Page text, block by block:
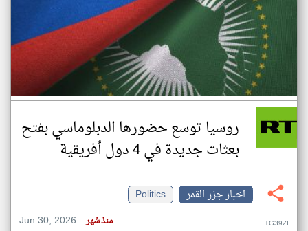
روسيا توسع حضورها الدبلوماسي بفتح
بعثات جديدة في 4 دول أفريقية
اخبار جزر القمر
Politics
Jun 30, 2026
منذ شهر TG39ZI